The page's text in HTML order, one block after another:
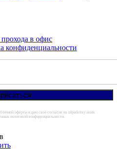
в офис
конфиденциальности
оферты и даю своё согласие на обработку моих
политикой конфиденциальности.